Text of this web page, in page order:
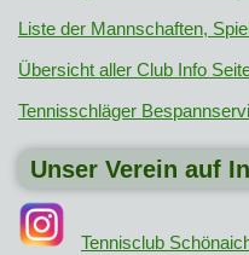
Liste der Mannschaften,
Übersicht aller Club Info
Tennisschläger
Unser Verein auf
Tennisclub